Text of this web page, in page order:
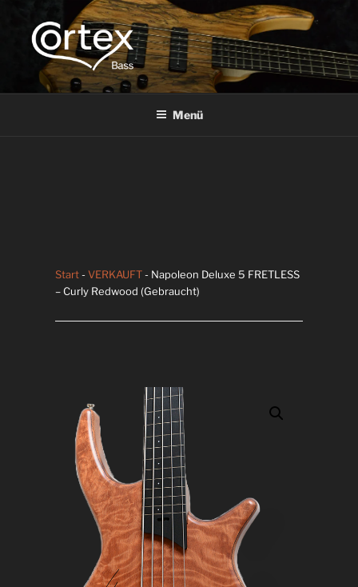
CORTEX BASS
Express your creative flow
Menü
Start- VERKAUFT- Napoleon Deluxe 5 FRETLESS
– Curly Redwood (Gebraucht)